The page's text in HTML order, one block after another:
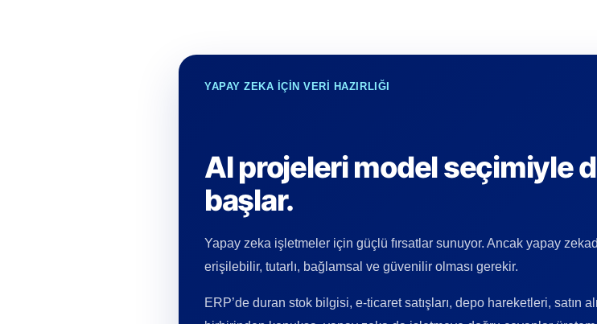
YAPAY ZEKA İÇİN VERİ HAZIRLIĞI
AI projeleri model seçimiyle
başlar.
Yapay zeka işletmeler için güçlü fırsatlar sunuyor. Ancak yapay
erişilebilir, tutarlı, bağlamsal ve güvenilir olması gerekir.
ERP’de duran stok bilgisi, e-ticaret satışları, depo hareketleri,